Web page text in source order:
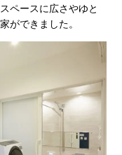
ペースに広さやゆと
ができました。